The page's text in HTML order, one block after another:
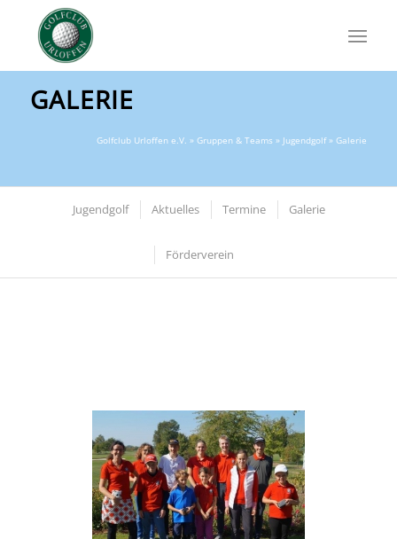
GALERIE
Golfclub Urloffen e.V. »Gruppen & Teams » Jugendgolf» Galerie
Jugendgolf Aktuelles Termine Galerie
Förderverein